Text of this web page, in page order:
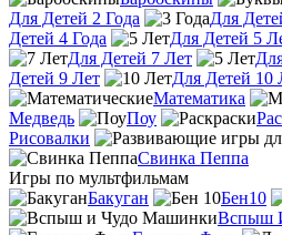
Для Детей 2 Года
Для
Детей 4 Года
Для Детей 5
Для Детей 7 Лет
Детей 9 Лет
Для Детей 10
Математика
Медведь
Поу
Рисовалки
Свинка Пеппа
Игры по мультфильмам
Бакуган
Бен10
Вспыш